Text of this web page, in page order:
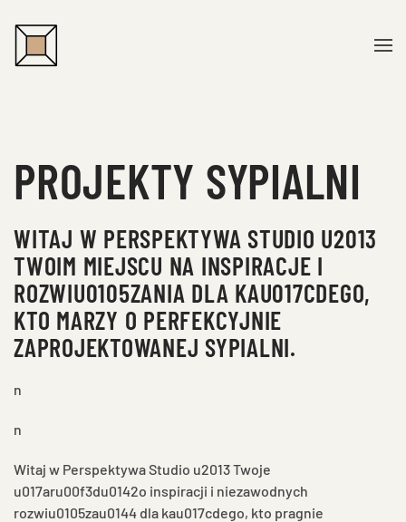
Przejdź do treści głównej
PROJEKTY SYPIALNI
WITAJ W PERSPEKTYWA STUDIO U2013
TWOIM MIEJSCU NA INSPIRACJE I
ROZWIU0105ZANIA DLA KAU017CDEGO,
KTO MARZY O PERFEKCYJNIE
ZAPROJEKTOWANEJ SYPIALNI.
n
n
Witaj w Perspektywa Studio u2013 Twoje
u017aru00f3du0142o inspiracji i niezawodnych
rozwiu0105zau0144 dla kau017cdego, kto pragnie